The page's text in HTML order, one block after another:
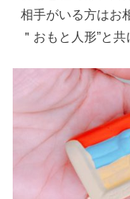
相手がいる方はお
＂おもと人形”と共